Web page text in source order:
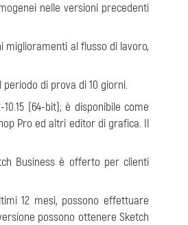
nelle versioni precedenti
miglioramenti al flusso di lavoro,
di prova di 10 giorni.
10.15 (64-bit); è disponibile come
Pro ed altri editor di grafica. Il
Business è offerto per clienti
12 mesi, possono effettuare
possono ottenere Sketch